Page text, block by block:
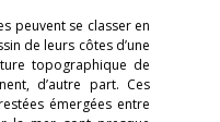
peuvent se classer en
de leurs côtes d’une
topographique de
d’autre part. Ces
émergées entre